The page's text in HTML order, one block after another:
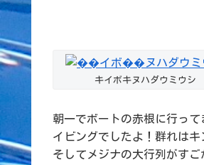
キイボキヌハダウミウシ
朝一でボートの赤根に行っ
イビングでしたよ！群れは
そしてメジナの大行列がす